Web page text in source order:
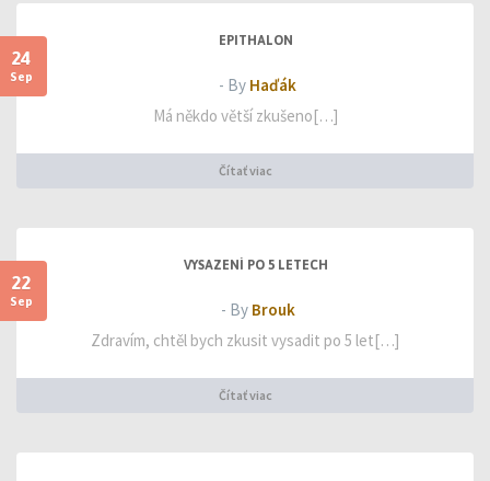
24
Sep
EPITHALON
- By Haďák
Má někdo větší zkušeno[…]
Čítať viac
22
Sep
VYSAZENÍ PO 5 LETECH
- By Brouk
Zdravím, chtěl bych zkusit vysadit po 5 let[…]
Čítať viac